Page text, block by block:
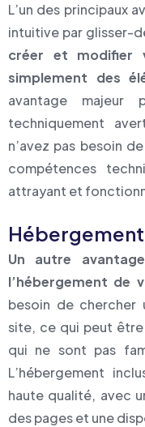
L’un des principaux
intuitive par glisser-
créer et modifier
simplement des
avantage
techniquement
n’avez pas besoin
compétences
attrayant et
Hébergement
Un autre
l’hébergement de
besoin de chercher
site, ce qui peut
qui ne sont pas
L’hébergement
haute qualité, avec
des pages et une